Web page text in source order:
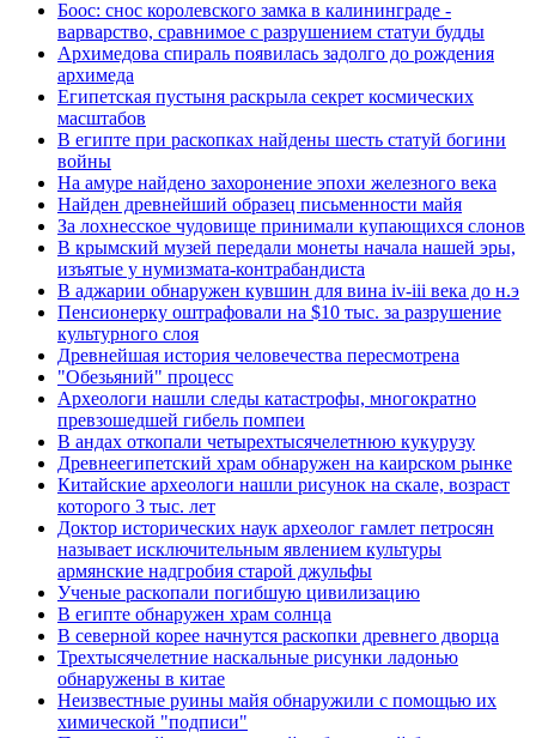
Боос: снос королевского замка в калининграде -
варварство, сравнимое с разрушением статуи будды
Архимедова спираль появилась задолго до рождения
архимеда
Египетская пустыня раскрыла секрет космических
масштабов
В египте при раскопках найдены шесть статуй богини
войны
На амуре найдено захоронение эпохи железного века
Найден древнейший образец письменности майя
За лохнесское чудовище принимали купающихся слонов
В крымский музей передали монеты начала нашей эры,
изъятые у нумизмата-контрабандиста
В аджарии обнаружен кувшин для вина iv-iii века до н.э
Пенсионерку оштрафовали на $10 тыс. за разрушение
культурного слоя
Древнейшая история человечества пересмотрена
"Обезьяний" процесс
Археологи нашли следы катастрофы, многократно
превзошедшей гибель помпеи
В андах откопали четырехтысячелетнюю кукурузу
Древнеегипетский храм обнаружен на каирском рынке
Китайские археологи нашли рисунок на скале, возраст
которого 3 тыс. лет
Доктор исторических наук археолог гамлет петросян
называет исключительным явлением культуры
армянские надгробия старой джульфы
Ученые раскопали погибшую цивилизацию
В египте обнаружен храм солнца
В северной корее начнутся раскопки древнего дворца
Трехтысячелетние наскальные рисунки ладонью
обнаружены в китае
Неизвестные руины майя обнаружили с помощью их
химической "подписи"